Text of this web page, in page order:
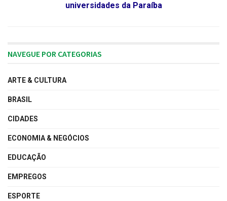
universidades da Paraíba
NAVEGUE POR CATEGORIAS
ARTE & CULTURA
BRASIL
CIDADES
ECONOMIA & NEGÓCIOS
EDUCAÇÃO
EMPREGOS
ESPORTE